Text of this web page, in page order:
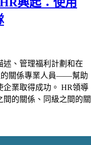
述、管理福利計劃和在
的關係專業人員——幫助
業取得成功。 HR領導
的關係、同級之間的關